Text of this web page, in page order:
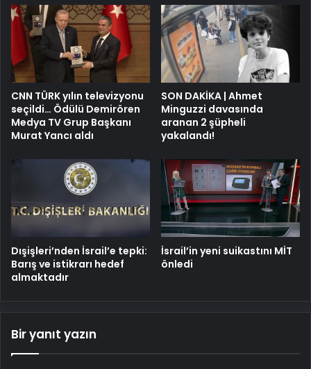
CNN TÜRK yılın televizyonu
seçildi… Ödülü Demirören
Medya TV Grup Başkanı
Murat Yancı aldı
SON DAKİKA | Ahmet
Minguzzi davasında
aranan 2 şüpheli
yakalandı!
Dışişleri’nden İsrail’e tepki:
Barış ve istikrarı hedef
almaktadır
İsrail’in yeni suikastını MİT
önledi
Bir yanıt yazın